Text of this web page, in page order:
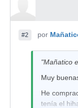
#2 por
"Mañatico
Muy
He
tenía el